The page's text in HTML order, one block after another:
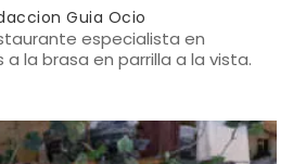
Guia Ocio
especialista en
la brasa en parrilla a la vista.